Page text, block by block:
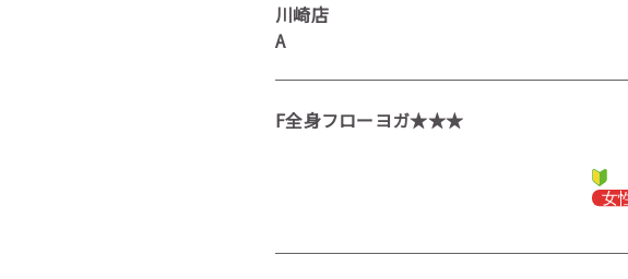
川崎店
A
F全身フローヨガ★★★